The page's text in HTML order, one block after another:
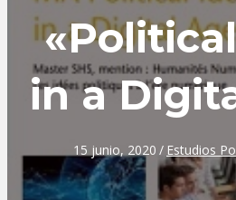
in a
15 junio, 2020 / Estudios